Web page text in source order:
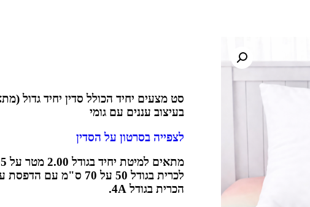
סט מצעים יחיד הכולל סדין יחיד גדול
בעיצוב עננים עם גומי
לצפייה בסרטון על הסדין
לכרית בגודל 50 על 70
הכרית בגודל 4 A.